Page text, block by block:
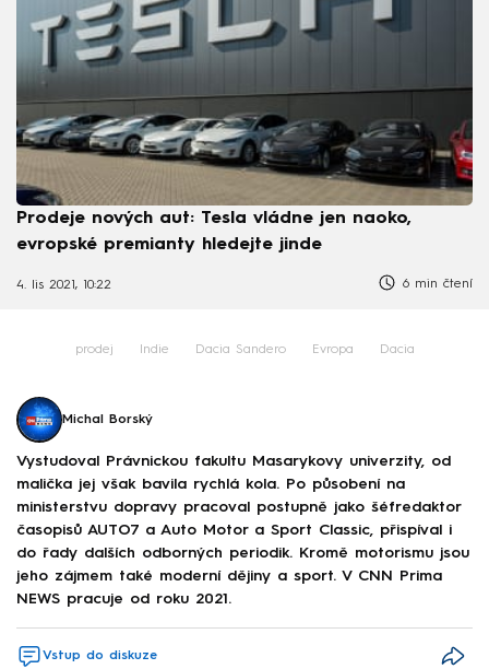
Prodeje nových aut: Tesla vládne jen naoko,
evropské premianty hledejte jinde
4. lis 2021, 10:22 6 min čtení
prodej Indie Dacia Sandero Evropa Dacia
Michal Borský
Vystudoval Právnickou fakultu Masarykovy univerzity, od
malička jej však bavila rychlá kola. Po působení na
ministerstvu dopravy pracoval postupně jako šéfredaktor
časopisů AUTO7 a Auto Motor a Sport Classic, přispíval i
do řady dalších odborných periodik. Kromě motorismu jsou
jeho zájmem také moderní dějiny a sport. V CNN Prima
NEWS pracuje od roku 2021.
Vstup do diskuze